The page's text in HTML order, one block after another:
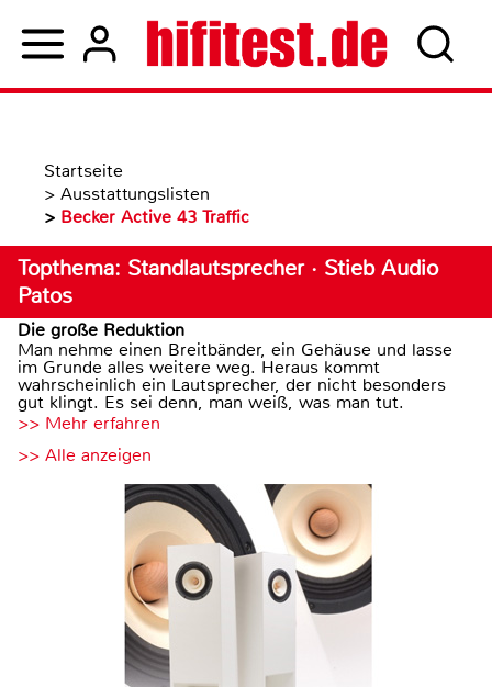
Startseite
> Ausstattungslisten
> Becker Active 43 Traffic
Topthema: Standlautsprecher · Stieb Audio
Patos
Die große Reduktion
Man nehme einen Breitbänder, ein Gehäuse und lasse
im Grunde alles weitere weg. Heraus kommt
wahrscheinlich ein Lautsprecher, der nicht besonders
gut klingt. Es sei denn, man weiß, was man tut.
>> Mehr erfahren
>> Alle anzeigen